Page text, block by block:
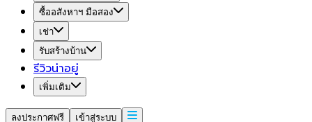
ซื้ออสังหาฯ มือสอง
เช่า
รับสร้างบ้าน
รีวิวน่าอยู่
เพิ่มเติม
ลงประกาศฟรี เข้าสู่ระบบ